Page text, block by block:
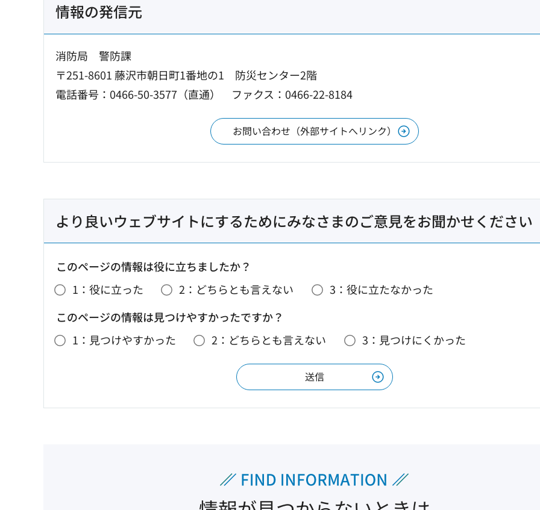
情報の発信元
消防局 警防課
〒251-8601 藤沢市朝日町1番地の1 防災センター2階
電話番号：0466-50-3577（直通）
ファクス：0466-22-8184
お問い合わせ（外部サイトへリンク）
より良いウェブサイトにするためにみなさまのご意見をお聞かせください
このページの情報は役に立ちましたか？
1：役に立った
2：どちらとも言えない
3：役に立たなかった
このページの情報は見つけやすかったですか？
1：見つけやすかった
2：どちらとも言えない 3：見つけにくかった